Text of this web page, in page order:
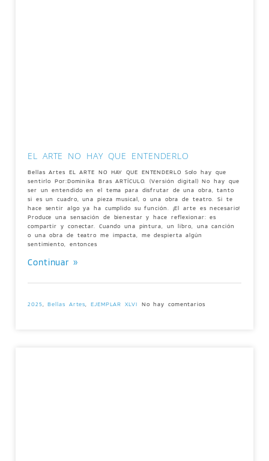
EL ARTE NO HAY QUE ENTENDERLO
Bellas Artes EL ARTE NO HAY QUE ENTENDERLO Solo hay que
sentirlo Por:Dominika Bras ARTÍCULO. (Versión digital) No hay que
ser un entendido en el tema para disfrutar de una obra, tanto
si es un cuadro, una pieza musical, o una obra de teatro. Si te
hace sentir algo ya ha cumplido su función. ¡El arte es necesario!
Produce una sensación de bienestar y hace reflexionar: es
compartir y conectar. Cuando una pintura, un libro, una canción
o una obra de teatro me impacta, me despierta algún
sentimiento, entonces
Continuar »
2025 ,Bellas Artes ,EJEMPLAR XLVI No hay comentarios